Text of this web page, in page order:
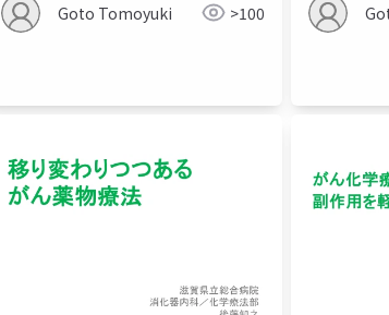
Goto Tomoyuki >100